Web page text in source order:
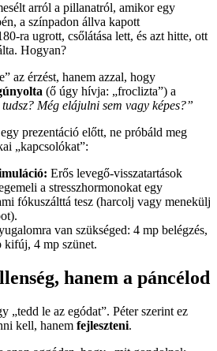
arról a pillanatról, amikor egy
a színpadon állva kapott
ra ugrott, csőlátása lett, és azt hitte, ott
Hogyan?
az érzést, hanem azzal, hogy
(ő úgy hívja: „froclizta”) a
tudsz? Még elájulni sem vagy képes?”
prezentáció előtt, ne próbáld meg
„kapcsolókat”:
Erős levegő-visszatartások
a stresszhormonokat egy
fókuszálttá tesz (harcolj vagy menekülj
van szükséged: 4 mp belégzés,
kifúj, 4 mp szünet.
hanem a páncélod
„tedd le az egódat”. Péter szerint ez
kell, hanem fejleszteni.